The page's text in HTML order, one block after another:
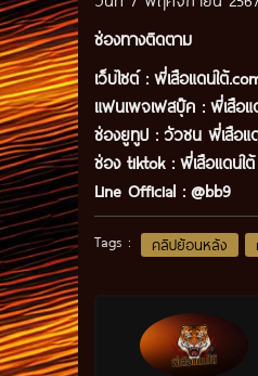
ช่องทางติดตาม
เว็บไซต์ : พี่เสือแดนใต้
แฟนเพจเฟสบุ๊ค : พี่เสือแ
ช่องยูทูป : วัวชน พี่เสือแ
ช่อง tiktok : พี่เสือแดนใ
Line Official : @bb9
Tags : คลิปย้อนหลัง